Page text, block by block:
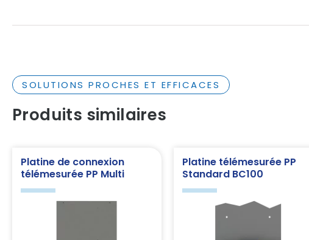
SOLUTIONS PROCHES ET EFFICACES
Produits similaires
Platine de connexion
télémesurée PP Multi
Platine télémesurée PP
Standard BC100